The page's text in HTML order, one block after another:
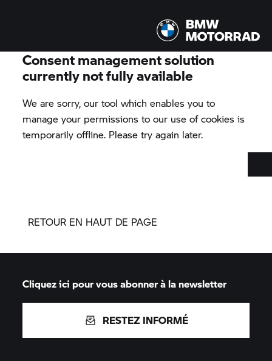
RETOUR EN HAUT DE PAGE
Cliquez ici pour vous abonner à la newsletter
RESTEZ INFORMÉ